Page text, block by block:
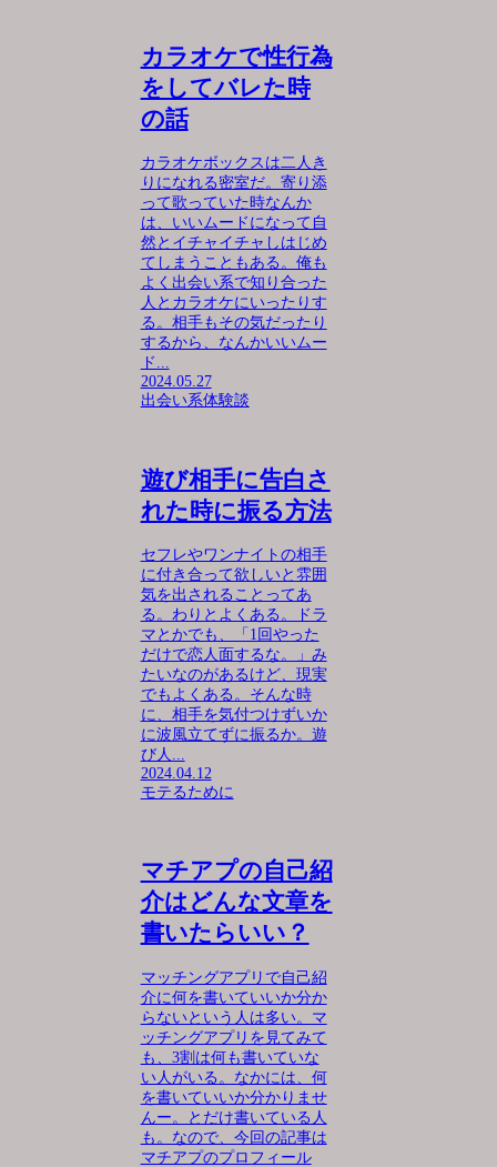
カラオケで性行為
をしてバレた時
の話
カラオケボックスは二人き
りになれる密室だ。寄り添
って歌っていた時なんか
は、いいムードになって自
然とイチャイチャしはじめ
てしまうこともある。俺も
よく出会い系で知り合った
人とカラオケにいったりす
る。相手もその気だったり
するから、なんかいいムー
ド...
2024.05.27
出会い系体験談
遊び相手に告白さ
れた時に振る方法
セフレやワンナイトの相手
に付き合って欲しいと雰囲
気を出されることってあ
る。わりとよくある。ドラ
マとかでも、「1回やった
だけで恋人面するな。」み
たいなのがあるけど、現実
でもよくある。そんな時
に、相手を気付つけずいか
に波風立てずに振るか。遊
び人...
2024.04.12
モテるために
マチアプの自己紹
介はどんな文章を
書いたらいい？
マッチングアプリで自己紹
介に何を書いていいか分か
らないという人は多い。マ
ッチングアプリを見てみて
も、3割は何も書いていな
い人がいる。なかには、何
を書いていいか分かりませ
んー。とだけ書いている人
も。なので、今回の記事は
マチアプのプロフィール